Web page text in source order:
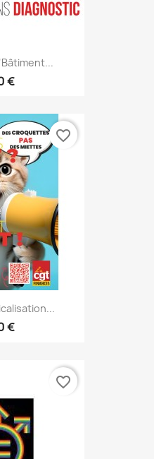
€
€
favorite_border
favorite_border